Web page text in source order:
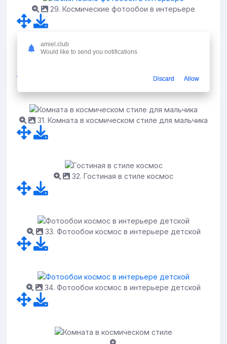
29. Космические фотообои в интерьере
31. Комната в космическом стиле для мальчика
32. Гостиная в стиле космос
33. Фотообои космос в интерьере детской
34. Фотообои космос в интерьере детской
amiel.club
Would like to send you notifications
Discard Allow